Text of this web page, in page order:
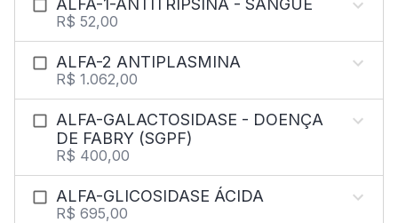
ALFA-1-ANTITRIPSINA - SANGUE
R$ 52,00
ALFA-2 ANTIPLASMINA
R$ 1.062,00
ALFA-GALACTOSIDASE - DOENÇA
DE FABRY (SGPF)
R$ 400,00
ALFA-GLICOSIDASE ÁCIDA
R$ 695,00